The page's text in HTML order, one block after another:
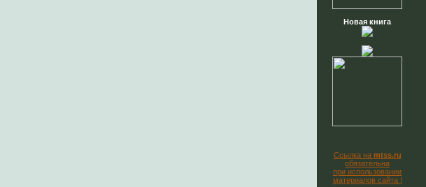
Новая книга
Ссылка на mtss.ru
обязательна
при использовании
материалов сайта !